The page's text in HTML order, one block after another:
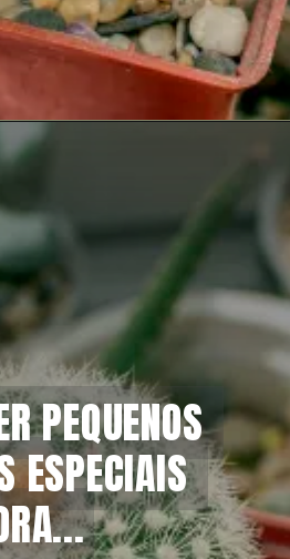
PEQUENOS
ESPECIAIS
PEQUENOS
ESPECIAIS